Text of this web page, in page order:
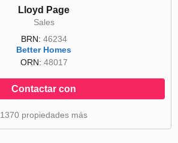
Lloyd Page
Sales
BRN: 46234
Better Homes
ORN: 48017
Contactar con
1370 propiedades más